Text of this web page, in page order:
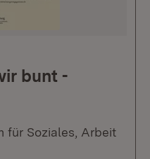
bunt -
für Soziales, Arbeit